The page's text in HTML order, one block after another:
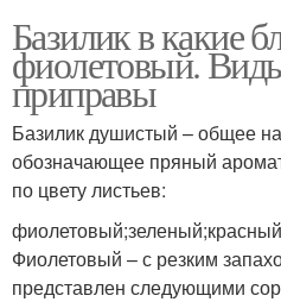
Базилик в какие
фиолетовый.
приправы
Базилик душистый – общее
обозначающее пряный
по цвету листьев:
Фиолетовый – с резким
представлен следующими